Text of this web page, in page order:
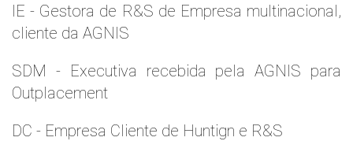
IE - Gestora de R&S de Empresa multinacional,
cliente da AGNIS
SDM - Executiva recebida pela AGNIS para
Outplacement
DC - Empresa Cliente de Huntign e R&S